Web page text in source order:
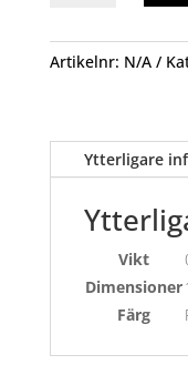
mängd
Artikelnr: N/A
Ytterligare
Vikt
Dimensioner
Färg